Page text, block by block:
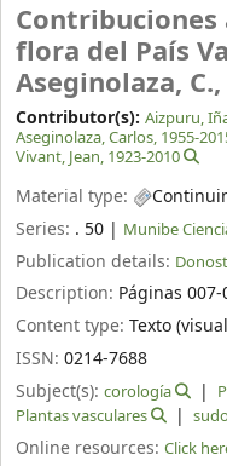
flora del País
Aseginolaza,
Contributor(s): Aizpuru,
Aseginolaza, Carlos, 1955-
Vivant, Jean, 1923-2010
Material type:
Series: . 50 | Munibe
Publication details:
Description: Páginas 007-
Content type: Texto
ISSN: 0214-7688
Subject(s): corología
Plantas vasculares
Online resources: Click